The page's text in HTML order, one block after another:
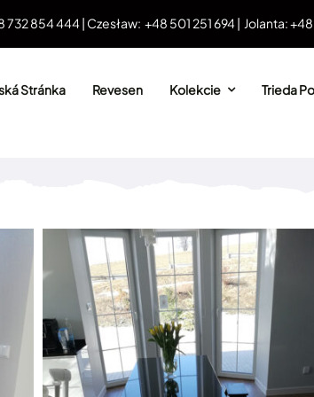
732 854 444 | Czesław: +48 501 251 694 | Jolanta:
Stránka Revesen Kolekcie Trieda